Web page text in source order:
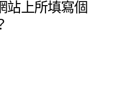
站上所填寫個